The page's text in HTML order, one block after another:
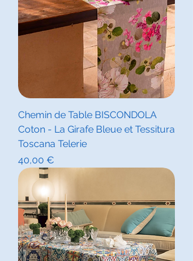
Chemin de Table BISCONDOLA
Coton - La Girafe Bleue et Tessitura
Toscana Telerie
Prix
40,00 €